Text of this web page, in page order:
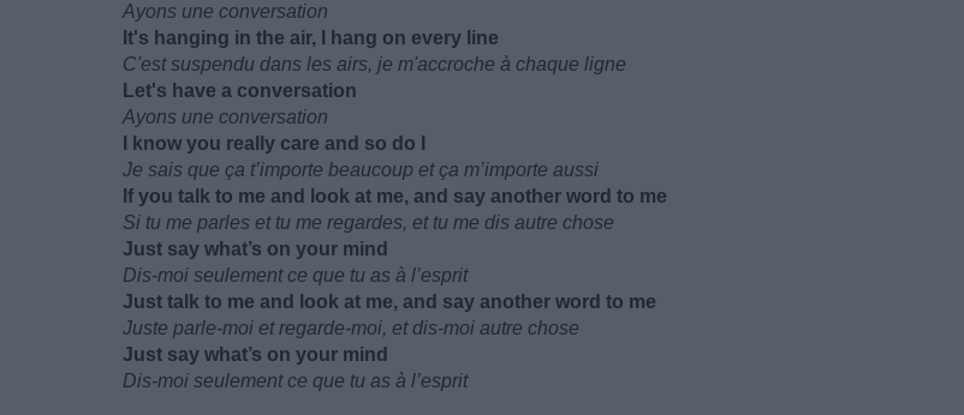
Ayons une conversation
It's hanging in the air, I hang on every line
C'est suspendu dans les airs, je m'accroche à chaque ligne
Let's have a conversation
Ayons une conversation
I know you really care and so do I
Je sais que ça t’importe beaucoup et ça m’importe aussi
If you talk to me and look at me, and say another word to me
Si tu me parles et tu me regardes, et tu me dis autre chose
Just say what’s on your mind
Dis-moi seulement ce que tu as à l’esprit
Just talk to me and look at me, and say another word to me
Juste parle-moi et regarde-moi, et dis-moi autre chose
Just say what’s on your mind
Dis-moi seulement ce que tu as à l’esprit